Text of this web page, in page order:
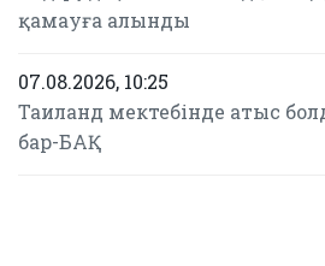
қамауға алынды
07.08.2026, 10:25
Таиланд мектебінде атыс
бар-БАҚ